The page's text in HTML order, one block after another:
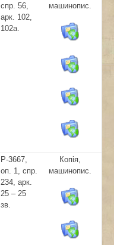
спр. 56,
арк. 102,
102а.
машинопис.
Р-3667,
оп. 1, спр.
234, арк.
25 – 25
зв.
Копія,
машинопис.